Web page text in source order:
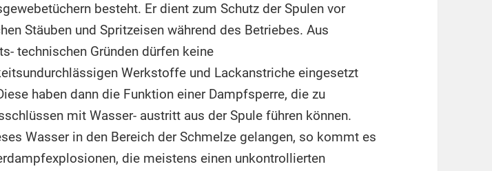
besteht. Er dient zum Schutz der Spulen vor
Stäuben und Spritzeisen während des Betriebes. Aus
technischen Gründen dürfen keine
Werkstoffe und Lackanstriche eingesetzt
haben dann die Funktion einer Dampfsperre, die zu
mit Wasser- austritt aus der Spule führen können.
Wasser in den Bereich der Schmelze gelangen, so kommt es
die meistens einen unkontrollierten